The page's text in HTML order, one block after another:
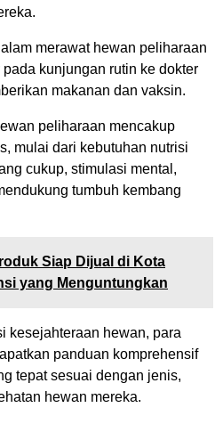
merawat hewan peliharaan
kunjungan rutin ke dokter
makanan dan vaksin.
peliharaan mencakup
mulai dari kebutuhan nutrisi
cukup, stimulasi mental,
tumbuh kembang
Siap Dijual di Kota
yang Menguntungkan
kesejahteraan hewan, para
panduan komprehensif
tepat sesuai dengan jenis,
hewan mereka.